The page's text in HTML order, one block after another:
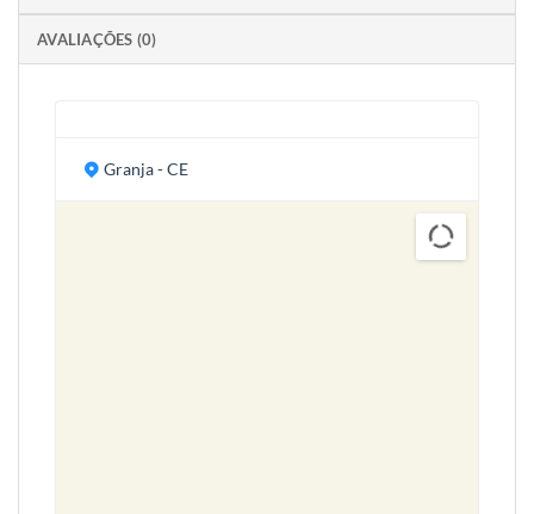
AVALIAÇÕES (0)
Granja - CE